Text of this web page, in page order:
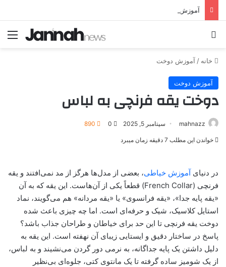
آموزش دوخت و الگو یقه حلزونی جلوبسته و مجلسی
خانه / آموزش دوخت
آموزش دوخت
دوخت یقه فرنچی به لباس
mahnazz سپتامبر 5, 2025 0
890
خواندن این مطلب 7 دقیقه زمان میبرد
در دنیایآموزش خیاطی، بعضی از مدل‌ها هرگز از مد نمی‌افتند و یقه
فرنچی (French Collar) قطعاً یکی از آن‌هاست. این یقه که به آن
«یقه پایه جدا»، «یقه فرانسوی» یا «یقه مردانه» هم می‌گویند، نماد
استایل کلاسیک، شیک و حرفه‌ای است. اما چه چیزی باعث شده
دوخت یقه فرنچی تا این حد برای خیاطان و طراحان جذاب باشد؟
پاسخ در ساختار دقیق و ایستایی زیبای آن نهفته است. این یقه به
دلیل داشتن یک پایه جداگانه، به نرمی دور گردن می‌نشیند و به لباس،
از یک شومیز ساده گرفته تا یک مانتوی کتی، جلوه‌ای بی‌نظیر